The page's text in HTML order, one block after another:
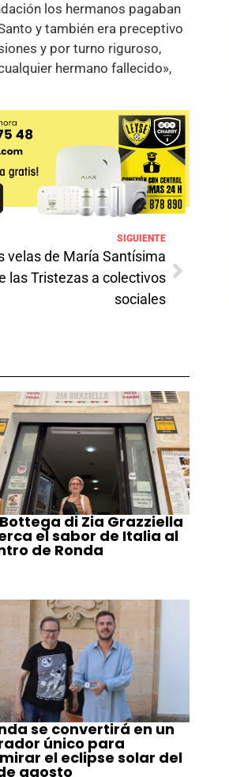
los hermanos pagaban
y también era preceptivo
y por turno riguroso,
hermano fallecido»,
SIGUIENTE
velas de María Santísima
las Tristezas a colectivos
sociales
di Zia Grazziella
el sabor de Italia al
de Ronda
se convertirá en un
único para
el eclipse solar del
agosto